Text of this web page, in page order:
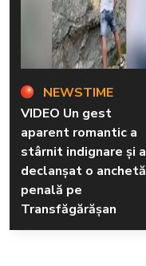
NEWSTIME
VIDEO Un gest
aparent romantic a
stârnit indignare și a
declanșat o anchetă
penală pe
Transfăgărășan